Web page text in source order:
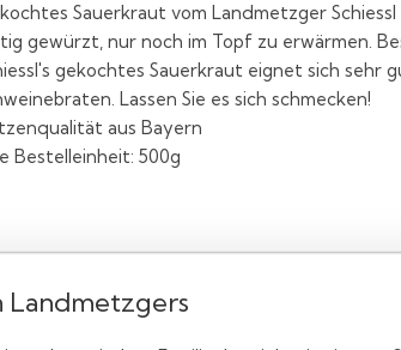
Sauerkraut vom Landmetzger
gewürzt, nur noch im Topf zu erwärmen.
gekochtes Sauerkraut eignet sich sehr
Lassen Sie es sich schmecken!
aus Bayern
Bestelleinheit: 500g
Landmetzgers